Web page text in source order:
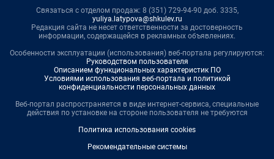
Связаться с отделом продаж: 8 (351) 729-94-90 доб. 3335,
yuliya.latypova@shkulev.ru
Редакция сайта не несет ответственности за достоверность
информации, содержащейся в рекламных объявлениях.
Особенности эксплуатации (использования) веб-портала регулируются:
Руководством пользователя
Описанием функциональных характеристик ПО
Условиями использования веб-портала и политикой
конфиденциальности персональных данных
Веб-портал распространяется в виде интернет-сервиса, специальные
действия по установке на стороне пользователя не требуются
Политика использования cookies
Рекомендательные системы